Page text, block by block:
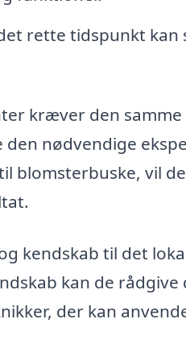
rette tidspunkt
kræver den
nødvendige
vil
kendskab til det
kan de
der kan